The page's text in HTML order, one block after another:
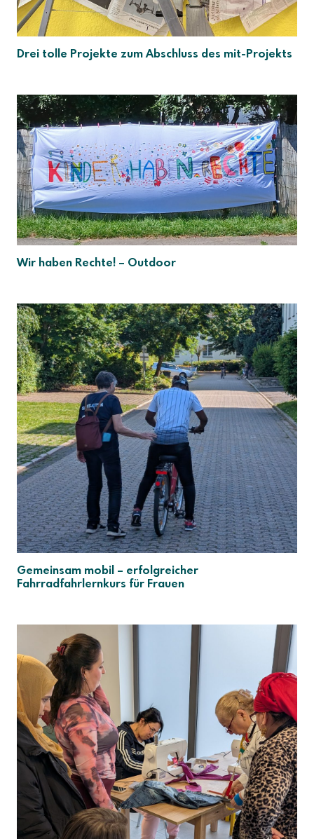
Drei tolle Projekte zum Abschluss des mit-Projekts
Wir haben Rechte! – Outdoor
Gemeinsam mobil – erfolgreicher
Fahrradfahrlernkurs für Frauen